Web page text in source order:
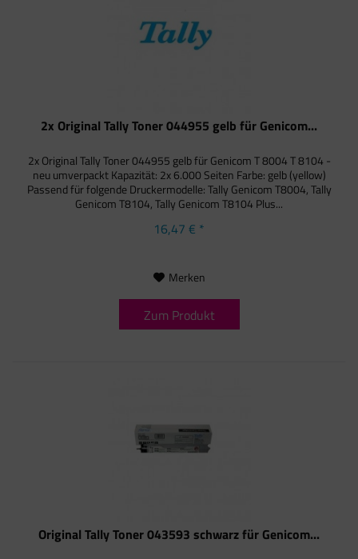
2x Original Tally Toner 044955 gelb für Genicom...
2x Original Tally Toner 044955 gelb für Genicom T 8004 T 8104 -
neu umverpackt Kapazität: 2x 6.000 Seiten Farbe: gelb (yellow)
Passend für folgende Druckermodelle: Tally Genicom T8004, Tally
Genicom T8104, Tally Genicom T8104 Plus...
16,47 € *
Merken
Zum Produkt
Original Tally Toner 043593 schwarz für Genicom...